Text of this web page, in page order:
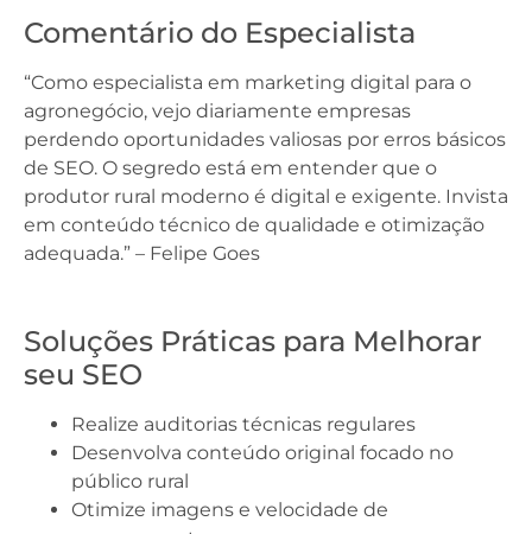
Comentário do Especialista
“Como especialista em marketing digital para o
agronegócio, vejo diariamente empresas
perdendo oportunidades valiosas por erros básicos
de SEO. O segredo está em entender que o
produtor rural moderno é digital e exigente. Invista
em conteúdo técnico de qualidade e otimização
adequada.” – Felipe Goes
Soluções Práticas para Melhorar
seu SEO
Realize auditorias técnicas regulares
Desenvolva conteúdo original focado no
público rural
Otimize imagens e velocidade de